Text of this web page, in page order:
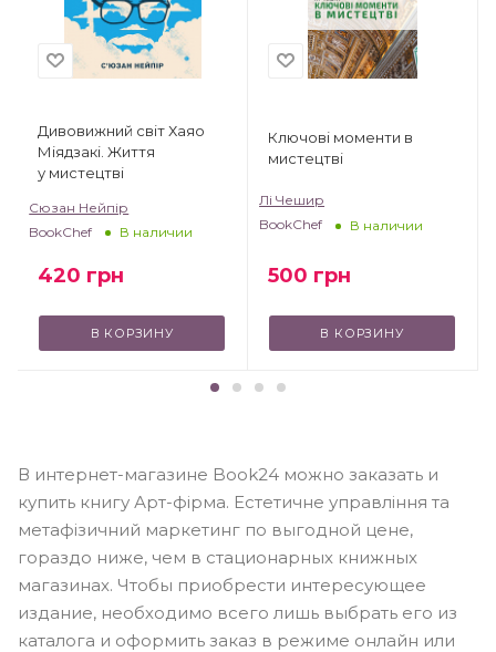
Дивовижний світ Хаяо
Міядзакі. Життя
у мистецтві
Сюзан Нейпір
BookChef
В наличии
420 грн
В КОРЗИНУ
Ключові моменти в
мистецтві
Лі Чешир
BookChef
В наличии
500 грн
В КОРЗИНУ
В интернет-магазине Book24 можно заказать и
купить книгу Арт-фірма. Естетичне управління та
метафізичний маркетинг по выгодной цене,
гораздо ниже, чем в стационарных книжных
магазинах. Чтобы приобрести интересующее
издание, необходимо всего лишь выбрать его из
каталога и оформить заказ в режиме онлайн или